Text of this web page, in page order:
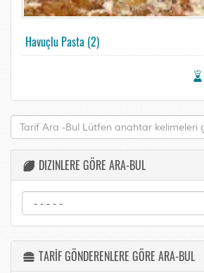
Havuçlu Pasta (2)
DIZINLERE GÖRE ARA-BUL
TARİF GÖNDERENLERE GÖRE ARA-BUL